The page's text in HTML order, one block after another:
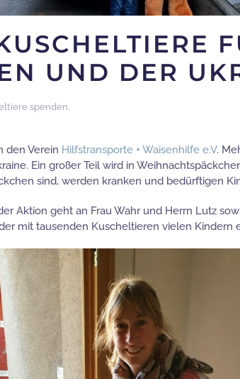
UND DER
spenden.
den Verein Hilfstransporte + Waisenhilfe e.V.
Ein großer Teil wird in
sind, werden kranken und bedürftigen
Aktion geht an Frau Wahr und Herrn Lutz
mit tausenden Kuscheltieren vielen Kindern